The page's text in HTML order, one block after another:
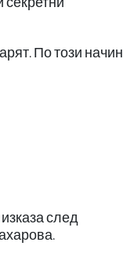
По този начин
след